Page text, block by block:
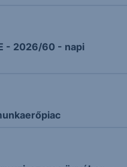
- 2026/60 - napi